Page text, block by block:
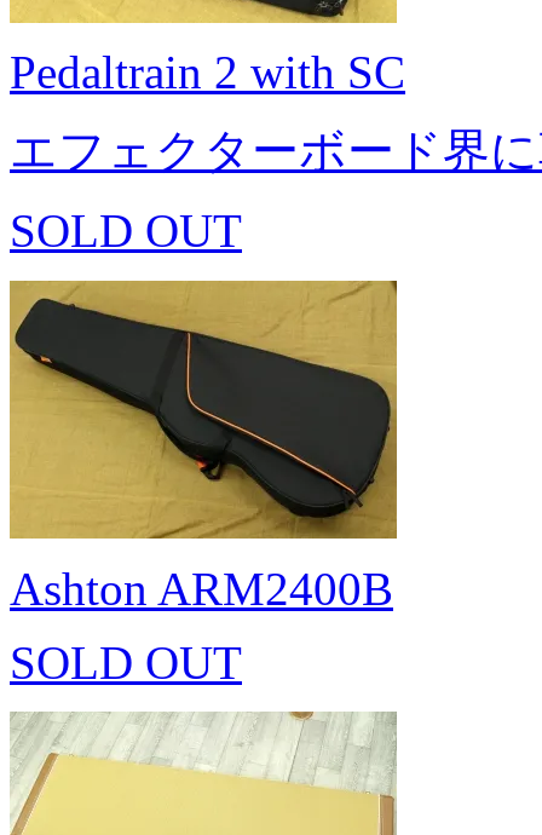
Pedaltrain 2 with SC
エフェクターボード界
SOLD OUT
Ashton ARM2400B
SOLD OUT